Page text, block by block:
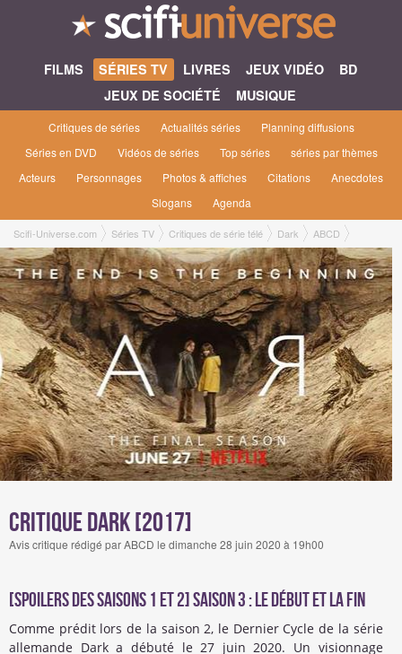
FILMS SÉRIES TV LIVRES JEUX VIDÉO
BD
JEUX DE SOCIÉTÉ
MUSIQUE
Critiques de séries Actualités séries
Planning diffusions
Séries en DVD
Vidéos de séries Top séries
séries par thèmes
Acteurs
Personnages Photos & affiches Citations
Anecdotes
Slogans
Agenda
Scifi-Universe.com Séries TV Critiques de série télé Dark ABCD
Critique Dark [2017]
Avis critique rédigé par ABCD le dimanche 28 juin 2020 à 19h00
[Spoilers des saisons 1 et 2] SAISON 3 : Le début et la fin
Comme prédit lors de la saison 2, le Dernier Cycle de la série
allemande Dark a débuté le 27 juin 2020. Un visionnage